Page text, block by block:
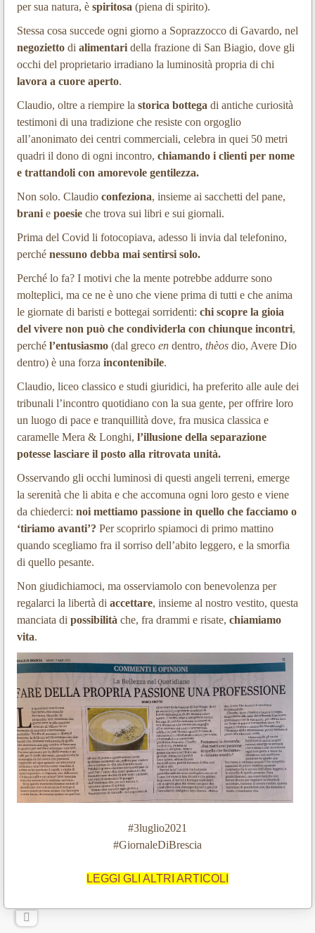
per sua natura, è spiritosa (piena di spirito).
Stessa cosa succede ogni giorno a Soprazzocco di Gavardo, nel
negoziettodi alimentaridella frazione di San Biagio, dove gli
occhi del proprietario irradiano la luminosità propria di chi
lavora a cuore aperto.
Claudio, oltre a riempire la storica bottega di antiche curiosità
testimoni di una tradizione che resiste con orgoglio
all’anonimato dei centri commerciali, celebra in quei 50 metri
quadri il dono di ogni incontro, chiamando i clienti per nome
e trattandoli con amorevole gentilezza.
Non solo. Claudio confeziona, insieme ai sacchetti del pane,
branie poesieche trova sui libri e sui giornali.
Prima del Covid li fotocopiava, adesso li invia dal telefonino,
perché nessuno debba mai sentirsi solo.
Perché lo fa? I motivi che la mente potrebbe addurre sono
molteplici, ma ce ne è uno che viene prima di tutti e che anima
le giornate di baristi e bottegai sorridenti: chi scopre la gioia
del vivere non può che condividerla con chiunque incontri,
perché l’entusiasmo(dal greco endentro, thèosdio, Avere Dio
dentro) è una forza incontenibile.
Claudio, liceo classico e studi giuridici, ha preferito alle aule dei
tribunali l’incontro quotidiano con la sua gente, per offrire loro
un luogo di pace e tranquillità dove, fra musica classica e
caramelle Mera & Longhi, l’illusione della separazione
potesse lasciare il posto alla ritrovata unità.
Osservando gli occhi luminosi di questi angeli terreni, emerge
la serenità che li abita e che accomuna ogni loro gesto e viene
da chiederci: noi mettiamo passione in quello che facciamo o
‘tiriamo avanti’? Per scoprirlo spiamoci di primo mattino
quando scegliamo fra il sorriso dell’abito leggero, e la smorfia
di quello pesante.
Non giudichiamoci, ma osserviamolo con benevolenza per
regalarci la libertà di accettare, insieme al nostro vestito, questa
manciata di possibilità che, fra drammi e risate, chiamiamo
vita.
#3luglio2021
#GiornaleDiBrescia
LEGGI GLI ALTRI ARTICOLI